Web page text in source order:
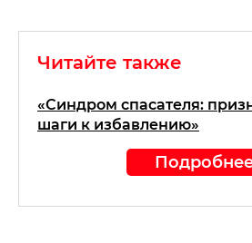
Читайте также
«Синдром спасателя:
шаги к избавлению»